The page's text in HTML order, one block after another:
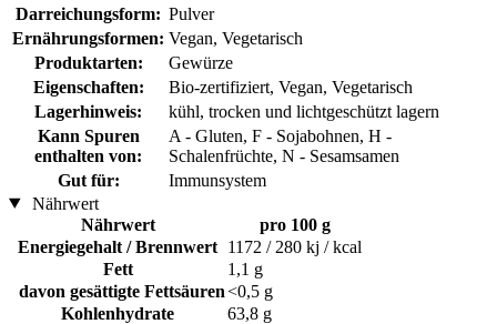
Darreichungsform: Pulver
Ernährungsformen: Vegan, Vegetarisch
Produktarten:
Gewürze
Eigenschaften:
Bio-zertifiziert, Vegan, Vegetarisch
Lagerhinweis:
kühl, trocken und lichtgeschützt lagern
Kann Spuren
enthalten von:
A - Gluten, F - Sojabohnen, H -
Schalenfrüchte, N - Sesamsamen
Gut für:
Immunsystem
Nährwert
Nährwert
pro 100 g
Energiegehalt / Brennwert 1172 / 280 kj / kcal
Fett
1,1 g
davon gesättigte Fettsäuren<0,5 g
Kohlenhydrate
63,8 g